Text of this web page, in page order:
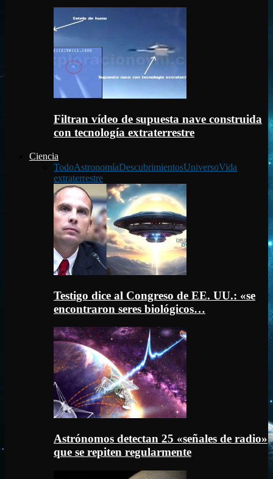
Filtran vídeo de supuesta nave construida
con tecnología extraterrestre
Ciencia
TodoAstronomíaDescubrimientosUniversoVida
extraterrestre
Testigo dice al Congreso de EE. UU.: «se
encontraron seres biológicos…
Astrónomos detectan 25 «señales de radio»
que se repiten regularmente